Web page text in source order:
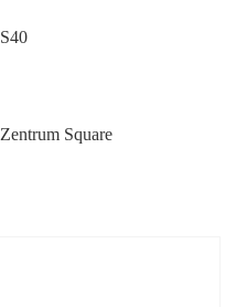
S40
Zentrum Square